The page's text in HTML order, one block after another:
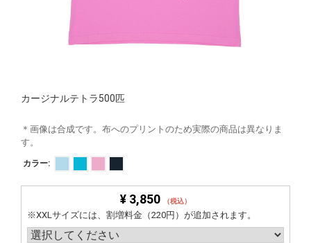
カージナルテトラ500匹
＊画像は合成です。布へのプリントのため実際の商品は異なりま
す。
カラー:
¥ 3,850 （税込）
※XXLサイズには、割増料金（220円）が追加されます。